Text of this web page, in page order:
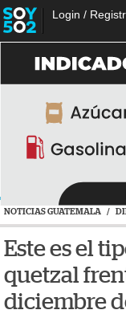
Login /
NOTICIAS GUATEMALA /
Este es el
quetzal
diciembre